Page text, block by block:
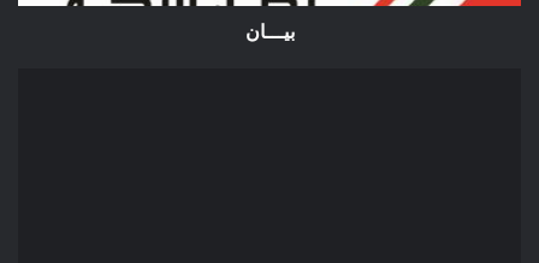
بيـــان